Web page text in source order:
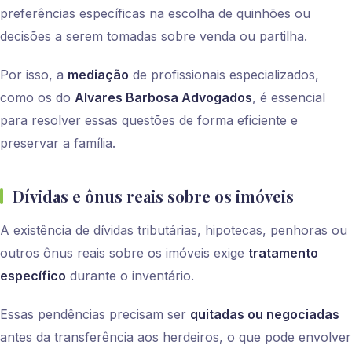
preferências específicas na escolha de quinhões ou
decisões a serem tomadas sobre venda ou partilha.
Por isso, a mediação de profissionais especializados,
como os do Alvares Barbosa Advogados, é essencial
para resolver essas questões de forma eficiente e
preservar a família.
Dívidas e ônus reais sobre os imóveis
A existência de dívidas tributárias, hipotecas, penhoras ou
outros ônus reais sobre os imóveis exige tratamento
específico durante o inventário.
Essas pendências precisam ser quitadas ou negociadas
antes da transferência aos herdeiros, o que pode envolver